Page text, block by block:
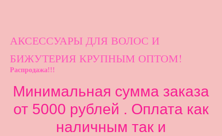
АКСЕССУАРЫ ДЛЯ ВОЛОС И
БИЖУТЕРИЯ КРУПНЫМ ОПТОМ!
Распродажа!!!
Минимальная сумма заказа
от 5000 рублей . Оплата как
наличным так и